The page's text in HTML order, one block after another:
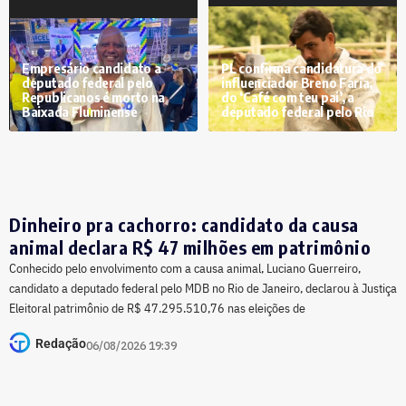
Empresário candidato a
deputado federal pelo
Republicanos é morto na
Baixada Fluminense
PL confirma candidatura do
influenciador Breno Faria,
do ‘Café com teu pai’, a
deputado federal pelo Rio
Dinheiro pra cachorro: candidato da causa
animal declara R$ 47 milhões em patrimônio
Conhecido pelo envolvimento com a causa animal, Luciano Guerreiro,
candidato a deputado federal pelo MDB no Rio de Janeiro, declarou à Justiça
Eleitoral patrimônio de R$ 47.295.510,76 nas eleições de
Redação06/08/2026 19:39